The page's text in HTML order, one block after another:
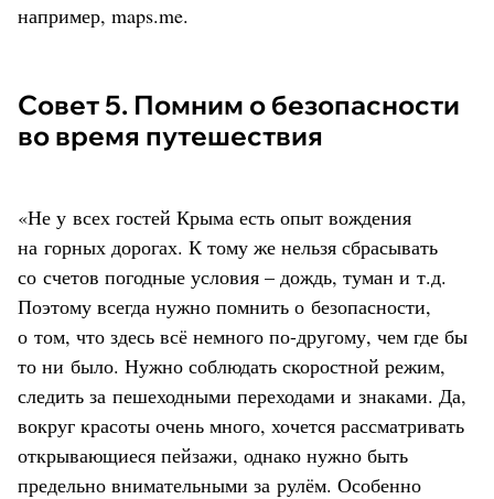
например, maps.me.
Совет 5. Помним о безопасности
во время путешествия
«Не у всех гостей Крыма есть опыт вождения
на горных дорогах. К тому же нельзя сбрасывать
со счетов погодные условия – дождь, туман и т.д.
Поэтому всегда нужно помнить о безопасности,
о том, что здесь всё немного по-другому, чем где бы
то ни было. Нужно соблюдать скоростной режим,
следить за пешеходными переходами и знаками. Да,
вокруг красоты очень много, хочется рассматривать
открывающиеся пейзажи, однако нужно быть
предельно внимательными за рулём. Особенно